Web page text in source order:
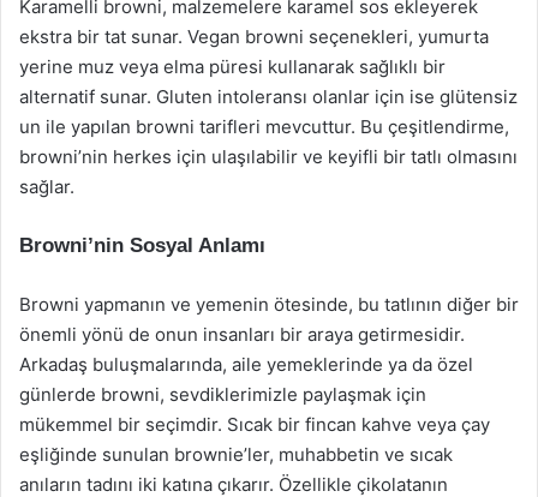
Karamelli browni, malzemelere karamel sos ekleyerek
ekstra bir tat sunar. Vegan browni seçenekleri, yumurta
yerine muz veya elma püresi kullanarak sağlıklı bir
alternatif sunar. Gluten intoleransı olanlar için ise glütensiz
un ile yapılan browni tarifleri mevcuttur. Bu çeşitlendirme,
browni’nin herkes için ulaşılabilir ve keyifli bir tatlı olmasını
sağlar.
Browni’nin Sosyal Anlamı
Browni yapmanın ve yemenin ötesinde, bu tatlının diğer bir
önemli yönü de onun insanları bir araya getirmesidir.
Arkadaş buluşmalarında, aile yemeklerinde ya da özel
günlerde browni, sevdiklerimizle paylaşmak için
mükemmel bir seçimdir. Sıcak bir fincan kahve veya çay
eşliğinde sunulan brownie’ler, muhabbetin ve sıcak
anıların tadını iki katına çıkarır. Özellikle çikolatanın